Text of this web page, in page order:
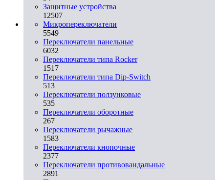
Защитные устройства
12507
Микропереключатели
5549
Переключатели панельные
6032
Переключатели типа Rocker
1517
Переключатели типа Dip-Switch
513
Переключатели ползунковые
535
Переключатели оборотные
267
Переключатели рычажные
1583
Переключатели кнопочные
2377
Переключатели противовандальные
2891